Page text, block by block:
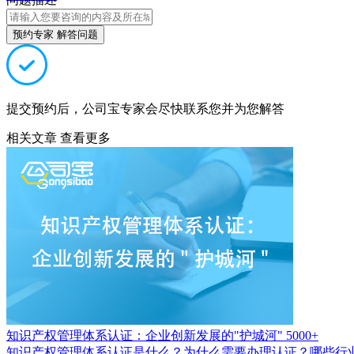
预约专家 解答问题
提交预约后，公司宝专家会尽快联系您并为您解答
相关文章 查看更多
知识产权管理体系认证：企业创新发展的"护城河" 5000+